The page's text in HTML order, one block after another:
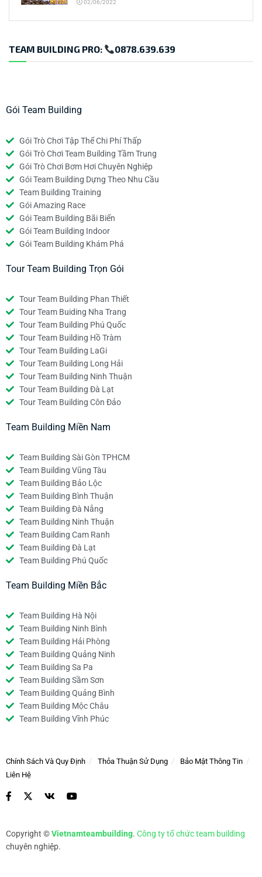
02/06/2022
TEAM BUILDING PRO: 0878.639.639
Gói Team Building
Gói Trò Chơi Tập Thể Chi Phí Thấp
Gói Trò Chơi Team Building Tầm Trung
Gói Trò Chơi Bơm Hơi Chuyên Nghiệp
Gói Team Building Dựng Theo Nhu Cầu
Team Building Training
Gói Amazing Race
Gói Team Building Bãi Biển
Gói Team Building Indoor
Gói Team Building Khám Phá
Tour Team Building Trọn Gói
Tour Team Building Phan Thiết
Tour Team Buiding Nha Trang
Tour Team Building Phú Quốc
Tour Team Building Hồ Tràm
Tour Team Building LaGi
Tour Team Building Long Hải
Tour Team Building Ninh Thuận
Tour Team Building Đà Lạt
Tour Team Building Côn Đảo
Team Building Miền Nam
Team Building Sài Gòn TPHCM
Team Building Vũng Tàu
Team Building Bảo Lộc
Team Building Bình Thuận
Team Building Đà Nẵng
Team Building Ninh Thuận
Team Building Cam Ranh
Team Building Đà Lạt
Team Building Phú Quốc
Team Building Miền Bắc
Team Building Hà Nội
Team Building Ninh Bình
Team Building Hải Phòng
Team Building Quảng Ninh
Team Building Sa Pa
Team Building Sầm Sơn
Team Building Quảng Bình
Team Building Mộc Châu
Team Building Vĩnh Phúc
Chính Sách Và Quy Định Thỏa Thuận Sử Dụng
Bảo Mật Thông Tin
Liên Hệ
Copyright ©Vietnamteambuilding. Công ty tổ chức team building
chuyên nghiệp.